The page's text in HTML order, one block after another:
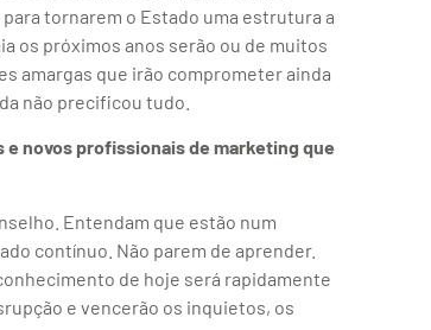
tornarem o Estado uma estrutura a
os próximos anos serão ou de muitos
amargas que irão comprometer ainda
não precificou tudo.
e novos profissionais de marketing que
Entendam que estão num
contínuo. Não parem de aprender.
de hoje será rapidamente
e vencerão os inquietos, os